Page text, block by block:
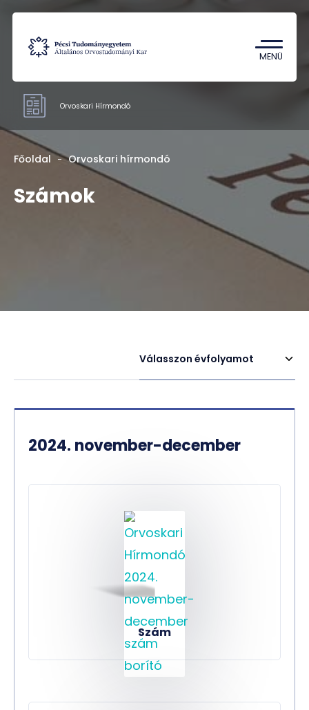
MENÜ
Tantárgykereső
Campus térkép
Számok
Rólunk
DE
Orvoskari Hírmondó
Főoldal Orvoskari hírmondó
Számok
Válasszon évfolyamot
2024. november-december
Szám